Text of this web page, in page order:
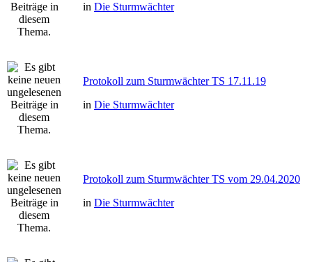
in Die Sturmwächter
Protokoll zum Sturmwächter TS 17.11.19
in Die Sturmwächter
Protokoll zum Sturmwächter TS vom 29.04.2020
in Die Sturmwächter